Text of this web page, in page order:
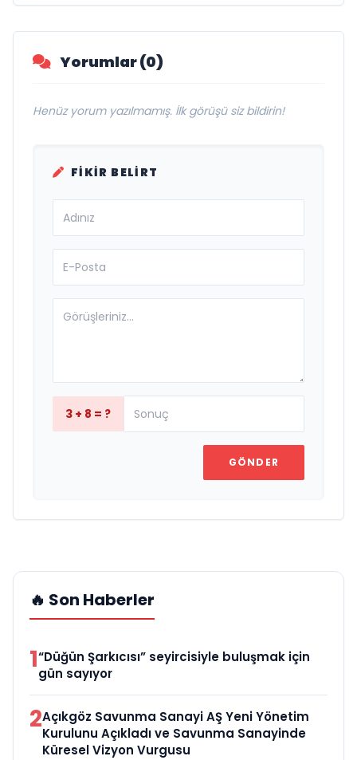
Yorumlar (0)
Henüz yorum yazılmamış. İlk görüşü siz bildirin!
FIKIR BELIRT
3 + 8 = ?
GÖNDER
🔥 Son Haberler
1“Düğün Şarkıcısı” seyircisiyle buluşmak için
gün sayıyor
2Açıkgöz Savunma Sanayi AŞ Yeni Yönetim
Kurulunu Açıkladı ve Savunma Sanayinde
Küresel Vizyon Vurgusu